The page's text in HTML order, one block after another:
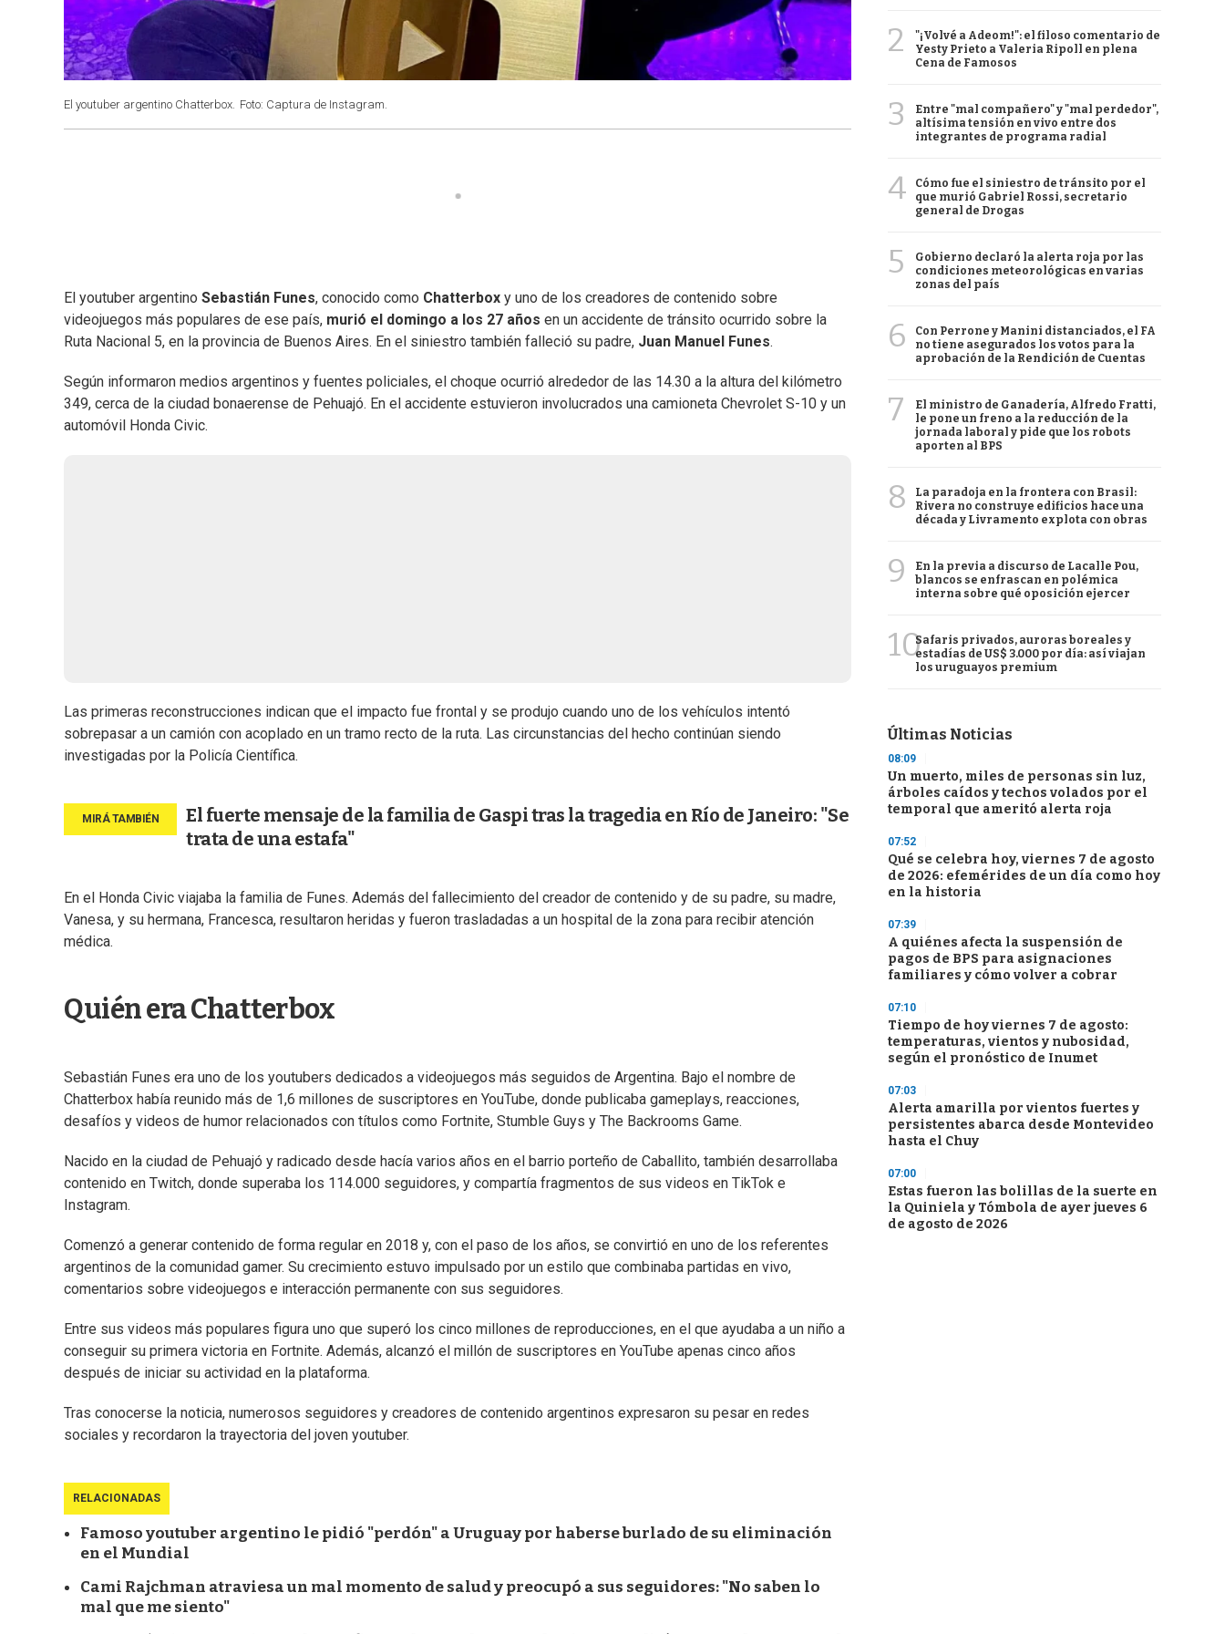
El youtuber argentino Chatterbox. Foto: Captura de Instagram.
El youtuber argentino Sebastián Funes, conocido como Chatterbox y uno de los creadores de contenido sobre
videojuegos más populares de ese país, murió el domingo a los 27 años en un accidente de tránsito ocurrido sobre la
Ruta Nacional 5, en la provincia de Buenos Aires. En el siniestro también falleció su padre, Juan Manuel Funes.
Según informaron medios argentinos y fuentes policiales, el choque ocurrió alrededor de las 14.30 a la altura del kilómetro
349, cerca de la ciudad bonaerense de Pehuajó. En el accidente estuvieron involucrados una camioneta Chevrolet S-10 y un
automóvil Honda Civic.
Las primeras reconstrucciones indican que el impacto fue frontal y se produjo cuando uno de los vehículos intentó
sobrepasar a un camión con acoplado en un tramo recto de la ruta. Las circunstancias del hecho continúan siendo
investigadas por la Policía Científica.
El fuerte mensaje de la familia de Gaspi tras la tragedia en Río de Janeiro: "Se
trata de una estafa"
En el Honda Civic viajaba la familia de Funes. Además del fallecimiento del creador de contenido y de su padre, su madre,
Vanesa, y su hermana, Francesca, resultaron heridas y fueron trasladadas a un hospital de la zona para recibir atención
médica.
Quién era Chatterbox
Sebastián Funes era uno de los youtubers dedicados a videojuegos más seguidos de Argentina. Bajo el nombre de
Chatterbox había reunido más de 1,6 millones de suscriptores en YouTube, donde publicaba gameplays, reacciones,
desafíos y videos de humor relacionados con títulos como Fortnite, Stumble Guys y The Backrooms Game.
Nacido en la ciudad de Pehuajó y radicado desde hacía varios años en el barrio porteño de Caballito, también desarrollaba
contenido en Twitch, donde superaba los 114.000 seguidores, y compartía fragmentos de sus videos en TikTok e
Instagram.
Comenzó a generar contenido de forma regular en 2018 y, con el paso de los años, se convirtió en uno de los referentes
argentinos de la comunidad gamer. Su crecimiento estuvo impulsado por un estilo que combinaba partidas en vivo,
comentarios sobre videojuegos e interacción permanente con sus seguidores.
Entre sus videos más populares figura uno que superó los cinco millones de reproducciones, en el que ayudaba a un niño a
conseguir su primera victoria en Fortnite. Además, alcanzó el millón de suscriptores en YouTube apenas cinco años
después de iniciar su actividad en la plataforma.
Tras conocerse la noticia, numerosos seguidores y creadores de contenido argentinos expresaron su pesar en redes
sociales y recordaron la trayectoria del joven youtuber.
RELACIONADAS
Famoso youtuber argentino le pidió "perdón" a Uruguay por haberse burlado de su eliminación
en el Mundial
Cami Rajchman atraviesa un mal momento de salud y preocupó a sus seguidores: "No saben lo
mal que me siento"
2
"¡Volvé a Adeom!": el filoso comentario de
Yesty Prieto a Valeria Ripoll en plena
Cena de Famosos
3
Entre "mal compañero" y "mal perdedor",
altísima tensión en vivo entre dos
integrantes de programa radial
4
Cómo fue el siniestro de tránsito por el
que murió Gabriel Rossi, secretario
general de Drogas
5
Gobierno declaró la alerta roja por las
condiciones meteorológicas en varias
zonas del país
6
Con Perrone y Manini distanciados, el FA
no tiene asegurados los votos para la
aprobación de la Rendición de Cuentas
7
El ministro de Ganadería, Alfredo Fratti,
le pone un freno a la reducción de la
jornada laboral y pide que los robots
aporten al BPS
8
La paradoja en la frontera con Brasil:
Rivera no construye edificios hace una
década y Livramento explota con obras
9
En la previa a discurso de Lacalle Pou,
blancos se enfrascan en polémica
interna sobre qué oposición ejercer
10Safaris privados, auroras boreales y
estadías de US$ 3.000 por día: así viajan
los uruguayos premium
Últimas Noticias
08:09
Un muerto, miles de personas sin luz,
árboles caídos y techos volados por el
temporal que ameritó alerta roja
07:52
Qué se celebra hoy, viernes 7 de agosto
de 2026: efemérides de un día como hoy
en la historia
07:39
A quiénes afecta la suspensión de
pagos de BPS para asignaciones
familiares y cómo volver a cobrar
07:10
Tiempo de hoy viernes 7 de agosto:
temperaturas, vientos y nubosidad,
según el pronóstico de Inumet
07:03
Alerta amarilla por vientos fuertes y
persistentes abarca desde Montevideo
hasta el Chuy
07:00
Estas fueron las bolillas de la suerte en
la Quiniela y Tómbola de ayer jueves 6
de agosto de 2026